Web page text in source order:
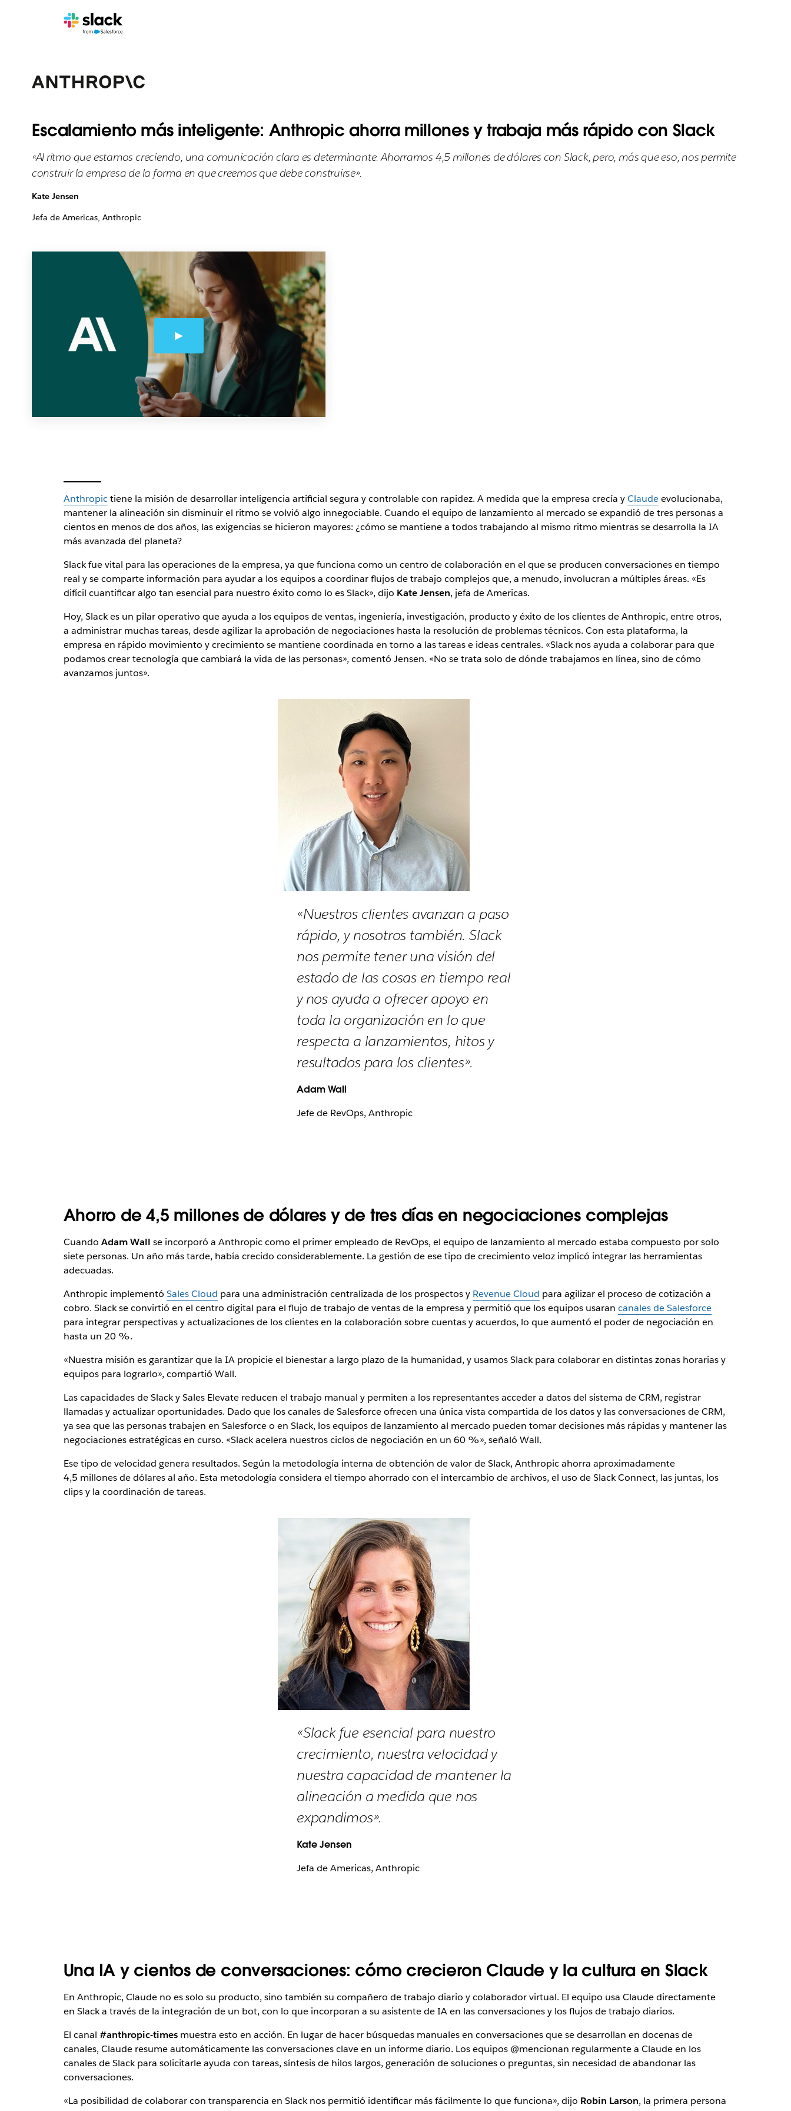
Escalamiento más inteligente: Anthropic ahorra millones y trabaja más rápido con Slack
«Al ritmo que estamos creciendo, una comunicación clara es determinante. Ahorramos 4,5 millones de dólares con Slack, pero, más que eso, nos permite
construir la empresa de la forma en que creemos que debe construirse».
Kate Jensen
Jefa de Americas, Anthropic
Anthropictiene la misión de desarrollar inteligencia artificial segura y controlable con rapidez. A medida que la empresa crecía yClaudeevolucionaba,
mantener la alineación sin disminuir el ritmo se volvió algo innegociable. Cuando el equipo de lanzamiento al mercado se expandió de tres personas a
cientos en menos de dos años, las exigencias se hicieron mayores: ¿cómo se mantiene a todos trabajando al mismo ritmo mientras se desarrolla la IA
más avanzada del planeta?
Slack fue vital para las operaciones de la empresa, ya que funciona como un centro de colaboración en el que se producen conversaciones en tiempo
real y se comparte información para ayudar a los equipos a coordinar flujos de trabajo complejos que, a menudo, involucran a múltiples áreas. «Es
difícil cuantificar algo tan esencial para nuestro éxito como lo es Slack», dijo Kate Jensen, jefa de Americas.
Hoy, Slack es un pilar operativo que ayuda a los equipos de ventas, ingeniería, investigación, producto y éxito de los clientes de Anthropic, entre otros,
a administrar muchas tareas, desde agilizar la aprobación de negociaciones hasta la resolución de problemas técnicos. Con esta plataforma, la
empresa en rápido movimiento y crecimiento se mantiene coordinada en torno a las tareas e ideas centrales. «Slack nos ayuda a colaborar para que
podamos crear tecnología que cambiará la vida de las personas», comentó Jensen. «No se trata solo de dónde trabajamos en línea, sino de cómo
avanzamos juntos».
«Nuestros clientes avanzan a paso
rápido, y nosotros también. Slack
nos permite tener una visión del
estado de las cosas en tiempo real
y nos ayuda a ofrecer apoyo en
toda la organización en lo que
respecta a lanzamientos, hitos y
resultados para los clientes».
Adam Wall
Jefe de RevOps, Anthropic
Ahorro de 4,5 millones de dólares y de tres días en negociaciones complejas
Cuando Adam Wall se incorporó a Anthropic como el primer empleado de RevOps, el equipo de lanzamiento al mercado estaba compuesto por solo
siete personas. Un año más tarde, había crecido considerablemente. La gestión de ese tipo de crecimiento veloz implicó integrar las herramientas
adecuadas.
Anthropic implementó Sales Cloud para una administración centralizada de los prospectos y Revenue Cloud para agilizar el proceso de cotización a
cobro. Slack se convirtió en el centro digital para el flujo de trabajo de ventas de la empresa y permitió que los equipos usaran canales de Salesforce
para integrar perspectivas y actualizaciones de los clientes en la colaboración sobre cuentas y acuerdos, lo que aumentó el poder de negociación en
hasta un 20 %.
«Nuestra misión es garantizar que la IA propicie el bienestar a largo plazo de la humanidad, y usamos Slack para colaborar en distintas zonas horarias y
equipos para lograrlo», compartió Wall.
Las capacidades de Slack y Sales Elevate reducen el trabajo manual y permiten a los representantes acceder a datos del sistema de CRM, registrar
llamadas y actualizar oportunidades. Dado que los canales de Salesforce ofrecen una única vista compartida de los datos y las conversaciones de CRM,
ya sea que las personas trabajen en Salesforce o en Slack, los equipos de lanzamiento al mercado pueden tomar decisiones más rápidas y mantener las
negociaciones estratégicas en curso. «Slack acelera nuestros ciclos de negociación en un 60 %», señaló Wall.
Ese tipo de velocidad genera resultados. Según la metodología interna de obtención de valor de Slack, Anthropic ahorra aproximadamente
4,5 millones de dólares al año. Esta metodología considera el tiempo ahorrado con el intercambio de archivos, el uso de Slack Connect, las juntas, los
clips y la coordinación de tareas.
«Slack fue esencial para nuestro
crecimiento, nuestra velocidad y
nuestra capacidad de mantener la
alineación a medida que nos
expandimos».
Kate Jensen
Jefa de Americas, Anthropic
Una IA y cientos de conversaciones: cómo crecieron Claude y la cultura en Slack
En Anthropic, Claude no es solo su producto, sino también su compañero de trabajo diario y colaborador virtual. El equipo usa Claude directamente
en Slack a través de la integración de un bot, con lo que incorporan a su asistente de IA en las conversaciones y los flujos de trabajo diarios.
El canal #anthropic-timesmuestra esto en acción. En lugar de hacer búsquedas manuales en conversaciones que se desarrollan en docenas de
canales, Claude resume automáticamente las conversaciones clave en un informe diario. Los equipos @mencionan regularmente a Claude en los
canales de Slack para solicitarle ayuda con tareas, síntesis de hilos largos, generación de soluciones o preguntas, sin necesidad de abandonar las
conversaciones.
«La posibilidad de colaborar con transparencia en Slack nos permitió identificar más fácilmente lo que funciona», dijo Robin Larson, la primera persona